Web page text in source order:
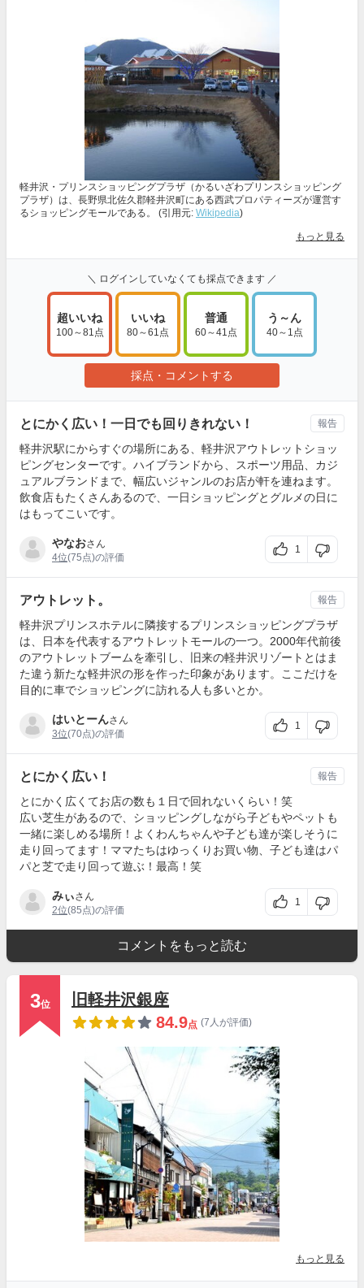
軽井沢・プリンスショッピングプラザ（かるいざわプリンスショッピング
プラザ）は、長野県北佐久郡軽井沢町にある西武プロパティーズが運営す
るショッピングモールである。 (引用元: Wikipedia)
もっと見る
＼ ログインしていなくても採点できます ／
超いいね
100～81点
いいね
80～61点
普通
60～41点
う～ん
40～1点
採点・コメントする
とにかく広い！一日でも回りきれない！
軽井沢駅にからすぐの場所にある、軽井沢アウトレットショッ
ピングセンターです。ハイブランドから、スポーツ用品、カジ
ュアルブランドまで、幅広いジャンルのお店が軒を連ねます。
飲食店もたくさんあるので、一日ショッピングとグルメの日に
はもってこいです。
やなおさん
4位(75点)の評価
1
報告
アウトレット。
軽井沢プリンスホテルに隣接するプリンスショッピングプラザ
は、日本を代表するアウトレットモールの一つ。2000年代前後
のアウトレットブームを牽引し、旧来の軽井沢リゾートとはま
た違う新たな軽井沢の形を作った印象があります。ここだけを
目的に車でショッピングに訪れる人も多いとか。
はいとーんさん
3位(70点)の評価
1
報告
とにかく広い！
とにかく広くてお店の数も１日で回れないくらい！笑
広い芝生があるので、ショッピングしながら子どもやペットも
一緒に楽しめる場所！よくわんちゃんや子ども達が楽しそうに
走り回ってます！ママたちはゆっくりお買い物、子ども達はパ
パと芝で走り回って遊ぶ！最高！笑
みぃさん
2位(85点)の評価
1
報告
コメントをもっと読む
3位
旧軽井沢銀座
84.9点 (7人が評価)
もっと見る